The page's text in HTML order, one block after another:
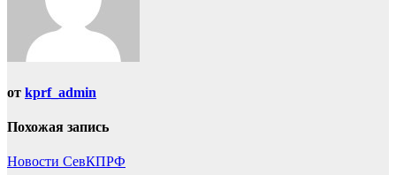
от kprf_admin
Похожая запись
Новости СевКПРФ